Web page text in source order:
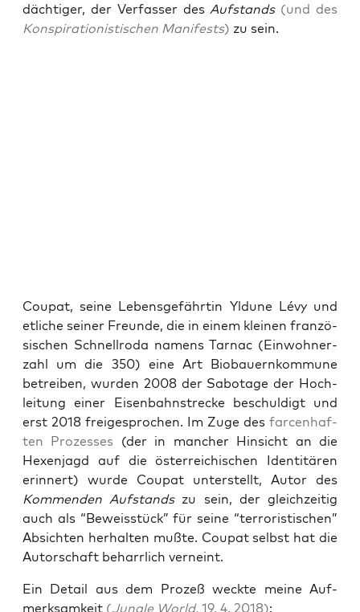
däch­ti­ger, der Ver­fas­ser desAuf­stands (und des
Kon­spi­ra­tio­nis­ti­schen Mani­fests) zu sein.
Cou­pat, sei­ne Lebens­ge­fähr­tin Yld­une Lévy und
etli­che sei­ner Freun­de, die in einem klei­nen fran­zö­
si­schen Schnell­ro­da namens Tar­nac (Ein­woh­ner­
zahl um die 350) eine Art Bio­bau­ern­kom­mu­ne
betrei­ben, wur­den 2008 der Sabo­ta­ge der Hoch­
lei­tung einer Eisen­bahn­stre­cke beschul­digt und
erst 2018 frei­ge­spro­chen. Im Zuge des far­cen­haf­
ten Pro­zes­ses (der in man­cher Hin­sicht an die
Hexen­jagd auf die öster­rei­chi­schen Iden­ti­tä­ren
erin­nert) wur­de Cou­pat unter­stellt, Autor des
Kom­men­den Auf­standszu sein, der gleich­zei­tig
auch als “Beweis­stück” für sei­ne “ter­ro­ris­ti­schen”
Absich­ten her­hal­ten muß­te. Cou­pat selbst hat die
Autor­schaft beharr­lich verneint.
Ein Detail aus dem Pro­zeß weck­te mei­ne Auf­
merk­sam­keit (Jungle World, 19. 4. 2018):